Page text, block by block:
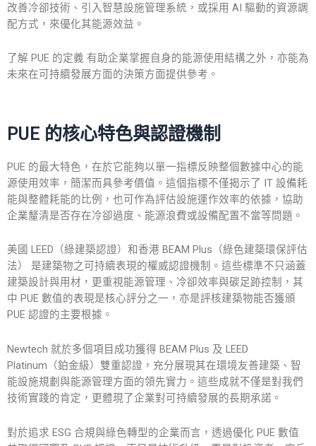
改善冷卻技術、引入智慧設施管理系統，或採用 AI 驅動的資源調
配方式，來優化其能源效益。
了解 PUE 的定義 有助企業掌握自身的能源使用結構之外，亦能為
未來在可持續發展方面的決策方面提供參考。
PUE 的核心特色與認證機制
PUE 的最大特色，在於它能夠以單一指標反映整個數據中心的能
源使用效率，簡潔而具參考價值。這個指標不僅揭示了 IT 設備耗
能與整體耗能的比例，也可作為評估設施運作效率的依據，協助
企業釐清是否存在冷卻過度、能源浪費或設備配置不當等問題。
美國 LEED（綠建築認證）和香港 BEAM Plus（綠色建築環保評估
法） 是建築物之可持續表現的權威認證機制。這些標準不只涵蓋
建築設計與用材，更重視能源管理、冷卻效率與碳足跡控制，其
中 PUE 數值的表現是核心評分之一，亦是評核建築物能否獲頒
PUE 認證的主要根據。
Newtech 就於多個項目成功獲得 BEAM Plus 及 LEED
Platinum（鉑金級）雙重認證，充分展現其在環境友善建築、智
能設施規劃與能源管理方面的領先實力。這些成就不僅是對我們
技術實踐的肯定，更體現了企業對可持續發展的長期承諾。
對於追求 ESG 合規與綠色轉型的企業而言，透過優化 PUE 數值